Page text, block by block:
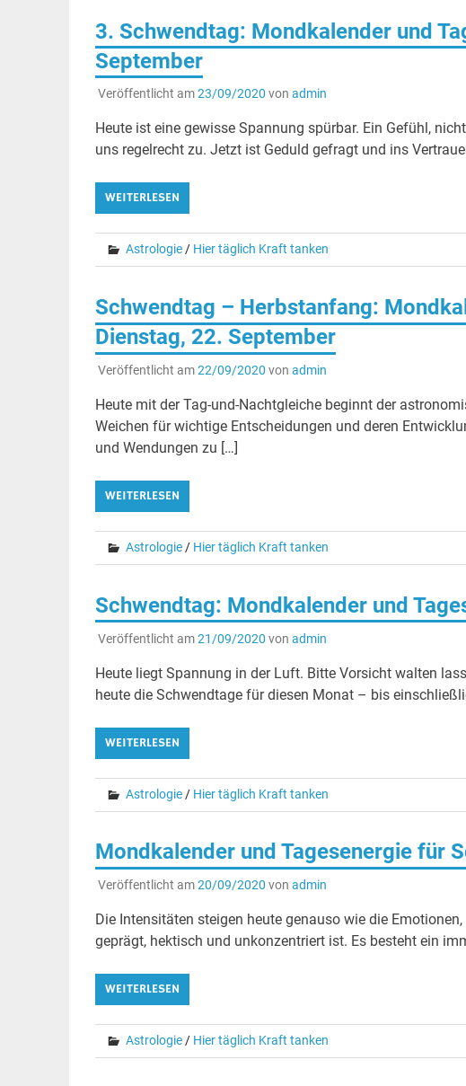
3. Schwendtag: Mondkalender und
September
Veröffentlicht am23/09/2020 von admin
Heute ist eine gewisse Spannung spürbar. Ein Gefühl,
uns regelrecht zu. Jetzt ist Geduld gefragt und ins
WEITERLESEN
Astrologie/ Hier täglich Kraft tanken
Schwendtag – Herbstanfang:
Dienstag, 22. September
Veröffentlicht am22/09/2020 von admin
Heute mit der Tag-und-Nachtgleiche beginnt der
Weichen für wichtige Entscheidungen und deren
und Wendungen zu […]
WEITERLESEN
Astrologie/ Hier täglich Kraft tanken
Schwendtag: Mondkalender und
Veröffentlicht am21/09/2020 von admin
Heute liegt Spannung in der Luft. Bitte Vorsicht walten
heute die Schwendtage für diesen Monat – bis
WEITERLESEN
Astrologie/ Hier täglich Kraft tanken
Mondkalender und Tagesenergie für
Veröffentlicht am20/09/2020 von admin
Die Intensitäten steigen heute genauso wie die
geprägt, hektisch und unkonzentriert ist. Es besteht ein
WEITERLESEN
Astrologie/ Hier täglich Kraft tanken